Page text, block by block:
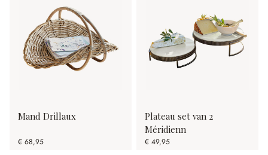
Mand Drillaux
€ 68,95
Plateau set van 2
Méridienn
€ 49,95